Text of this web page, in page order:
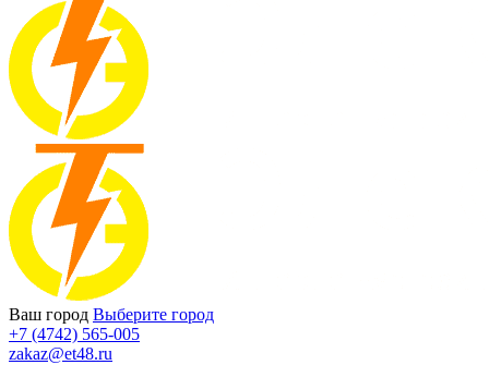
Ваш город Выберите город
+7 (4742) 565-005
zakaz@et48.ru